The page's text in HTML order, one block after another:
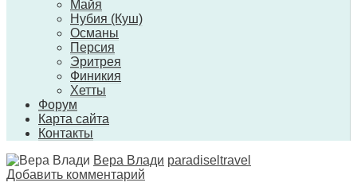
Майя
Нубия (Куш)
Османы
Персия
Эритрея
Финикия
Хетты
Форум
Карта сайта
Контакты
Вера Влади paradiseltravel
Добавить комментарий